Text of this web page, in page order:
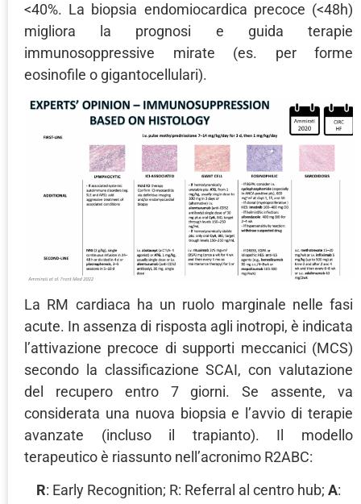
<40%. La biopsia endomiocardica precoce (<48h)
migliora la prognosi e guida terapie
immunosoppressive mirate (es. per forme
eosinofile o gigantocellulari).
La RM cardiaca ha un ruolo marginale nelle fasi
acute. In assenza di risposta agli inotropi, è indicata
l’attivazione precoce di supporti meccanici (MCS)
secondo la classificazione SCAI, con valutazione
del recupero entro 7 giorni. Se assente, va
considerata una nuova biopsia e l’avvio di terapie
avanzate (incluso il trapianto). Il modello
terapeutico è riassunto nell’acronimo R2ABC:
R: Early Recognition; R: Referral al centro hub; A: